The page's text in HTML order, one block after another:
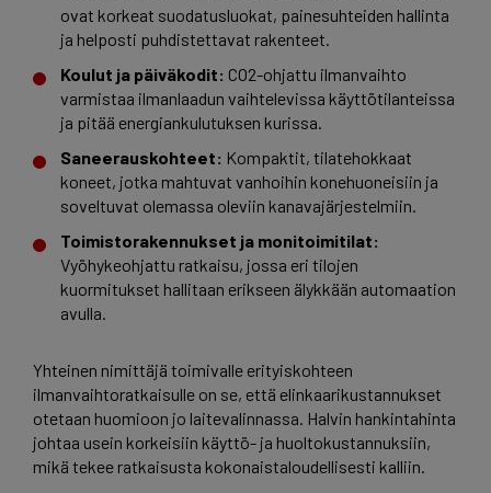
ovat korkeat suodatusluokat, painesuhteiden hallinta
ja helposti puhdistettavat rakenteet.
Koulut ja päiväkodit: CO2-ohjattu ilmanvaihto
varmistaa ilmanlaadun vaihtelevissa käyttötilanteissa
ja pitää energiankulutuksen kurissa.
Saneerauskohteet: Kompaktit, tilatehokkaat
koneet, jotka mahtuvat vanhoihin konehuoneisiin ja
soveltuvat olemassa oleviin kanavajärjestelmiin.
Toimistorakennukset ja monitoimitilat:
Vyöhykeohjattu ratkaisu, jossa eri tilojen
kuormitukset hallitaan erikseen älykkään automaation
avulla.
Yhteinen nimittäjä toimivalle erityiskohteen
ilmanvaihtoratkaisulle on se, että elinkaarikustannukset
otetaan huomioon jo laitevalinnassa. Halvin hankintahinta
johtaa usein korkeisiin käyttö- ja huoltokustannuksiin,
mikä tekee ratkaisusta kokonaistaloudellisesti kalliin.